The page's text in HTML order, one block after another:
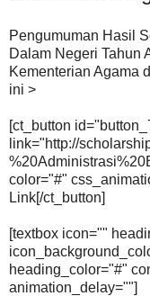
Pengumuman Hasil
Dalam Negeri Tahun
Kementerian Agama
ini >
[ct_button
link="http://
color="#"
Link[/ct_button]
[textbox icon=""
heading_color="#"
animation_delay=""]